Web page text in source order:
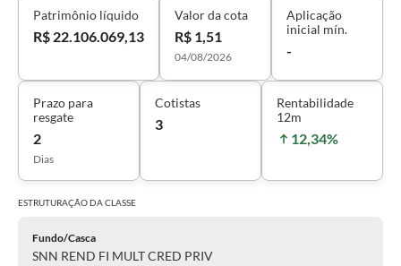
Patrimônio líquido
R$ 22.106.069,13
Valor da cota
R$ 1,51
04/08/2026
Aplicação
inicial mín.
-
Prazo para
resgate
2
Dias
Cotistas
3
Rentabilidade
12m
12,34%
ESTRUTURAÇÃO DACLASSE
Fundo/Casca
SNN REND FI MULT CRED PRIV